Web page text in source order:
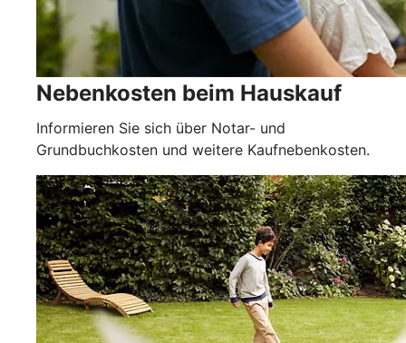
Nebenkosten beim Hauskauf
Informieren Sie sich über Notar- und
Grundbuchkosten und weitere Kaufnebenkosten.